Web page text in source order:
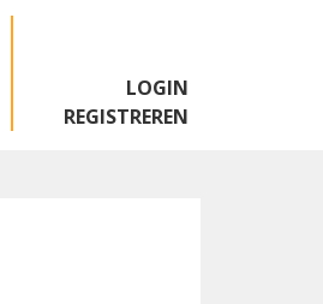
LOGIN
REGISTREREN